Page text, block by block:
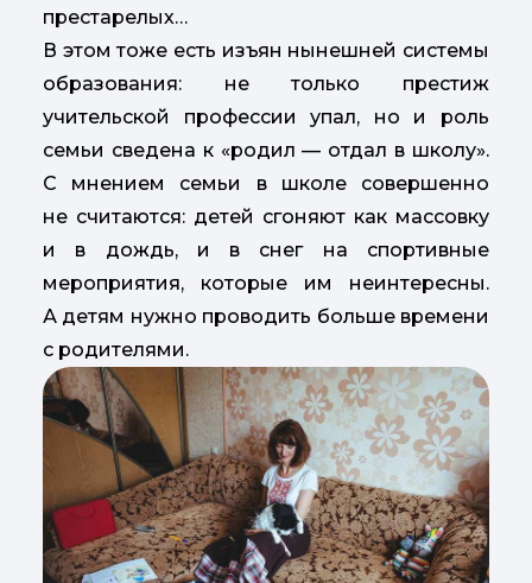
престарелых…
В этом тоже есть изъян нынешней системы
образования: не только престиж
учительской профессии упал, но и роль
семьи сведена к «родил — отдал в школу».
С мнением семьи в школе совершенно
не считаются: детей сгоняют как массовку
и в дождь, и в снег на спортивные
мероприятия, которые им неинтересны.
А детям нужно проводить больше времени
с родителями.